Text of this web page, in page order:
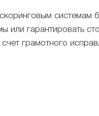
системам
гарантировать
грамотного